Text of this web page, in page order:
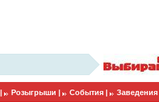
Розыгрыши | События | Заведения